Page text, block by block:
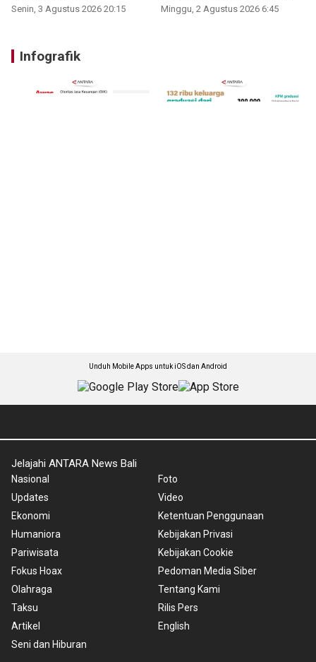
Senin, 3 Agustus 2026 20:15 Minggu, 2 Agustus 2026 6:45
Infografik
Unduh Mobile Apps untuk iOS dan Android
Jelajahi ANTARA News Bali
Nasional
Updates
Ekonomi
Humaniora
Pariwisata
Fokus Hoax
Olahraga
Taksu
Artikel
Seni dan Hiburan
Foto
Video
Ketentuan Penggunaan
Kebijakan Privasi
Kebijakan Cookie
Pedoman Media Siber
Tentang Kami
Rilis Pers
English